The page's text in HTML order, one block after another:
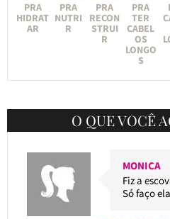
PRA
HIDRAT
AR
PRA
NUTRI
R
PRA
RECON
STRUI
R
PRA
TER
CABEL
OS
LONGO
S
O QUE VOCÊ
MONICA
Fiz a
Só faço